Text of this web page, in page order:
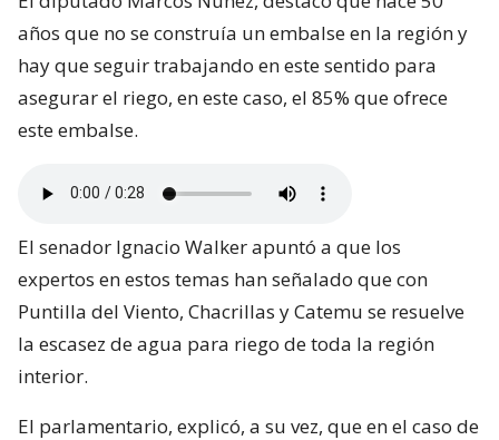
años que no se construía un embalse en la región y
hay que seguir trabajando en este sentido para
asegurar el riego, en este caso, el 85% que ofrece
este embalse.
El senador Ignacio Walker apuntó a que los
expertos en estos temas han señalado que con
Puntilla del Viento, Chacrillas y Catemu se resuelve
la escasez de agua para riego de toda la región
interior.
El parlamentario, explicó, a su vez, que en el caso de